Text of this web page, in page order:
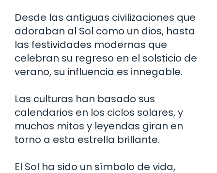
Desde las antiguas civilizaciones que
adoraban al Sol como un dios, hasta
las festividades modernas que
celebran su regreso en el solsticio de
verano, su influencia es innegable.
Las culturas han basado sus
calendarios en los ciclos solares, y
muchos mitos y leyendas giran en
torno a esta estrella brillante.
El Sol ha sido un símbolo de vida,